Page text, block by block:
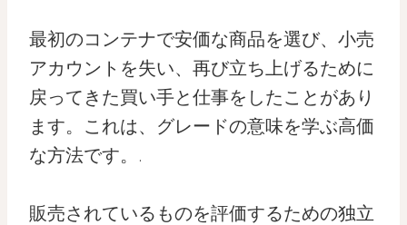
最初のコンテナで安価な商品を選び、小売
アカウントを失い、再び立ち上げるために
戻ってきた買い手と仕事をしたことがあり
ます。これは、グレードの意味を学ぶ高価
な方法です。.
販売されているものを評価するための独立